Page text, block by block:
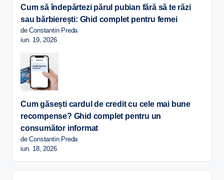
Cum să îndepărtezi părul pubian fără să te răzi
sau bărbierești: Ghid complet pentru femei
de Constantin Preda
iun. 19, 2026
Cum găsești cardul de credit cu cele mai bune
recompense? Ghid complet pentru un
consumător informat
de Constantin Preda
iun. 18, 2026